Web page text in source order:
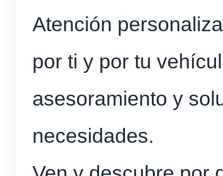
Atención
por ti y por tu
asesoramiento y
necesidades.